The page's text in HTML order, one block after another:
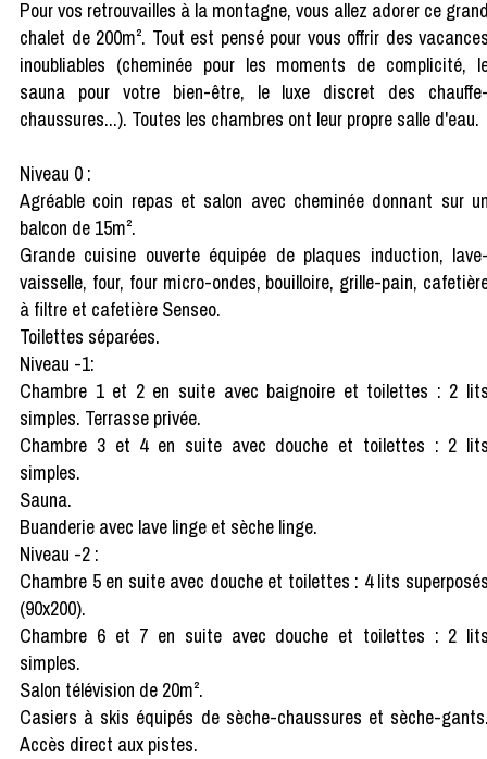
Pour vos retrouvailles à la montagne, vous allez adorer ce
chalet de 200m². Tout est pensé pour vous offrir des
inoubliables (cheminée pour les moments de complicité,
sauna pour votre bien-être, le luxe discret des
chaussures...). Toutes les chambres ont leur propre salle d'eau.
Niveau 0 :
Agréable coin repas et salon avec cheminée donnant sur
balcon de 15m².
Grande cuisine ouverte équipée de plaques induction,
vaisselle, four, four micro-ondes, bouilloire, grille-pain,
à filtre et cafetière Senseo.
Toilettes séparées.
Niveau -1:
Chambre 1 et 2 en suite avec baignoire et toilettes : 2
simples. Terrasse privée.
Chambre 3 et 4 en suite avec douche et toilettes : 2
simples.
Sauna.
Buanderie avec lave linge et sèche linge.
Niveau -2 :
Chambre 5 en suite avec douche et toilettes : 4 lits
(90x200).
Chambre 6 et 7 en suite avec douche et toilettes : 2
simples.
Salon télévision de 20m².
Casiers à skis équipés de sèche-chaussures et sèche-
Accès direct aux pistes.